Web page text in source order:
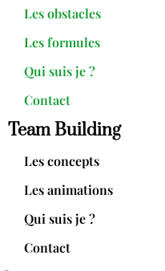
Les obstacles
Les formules
Qui suis je ?
Contact
Team Building
Les concepts
Les animations
Qui suis je ?
Contact